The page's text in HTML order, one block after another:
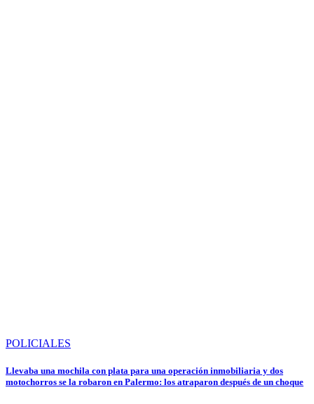
POLICIALES
Llevaba una mochila con plata para una operación inmobiliaria y dos
motochorros se la robaron en Palermo: los atraparon después de un choque